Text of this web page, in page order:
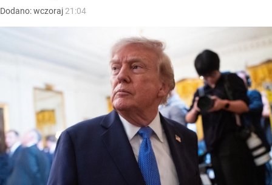
Dodano:wczoraj 21:04